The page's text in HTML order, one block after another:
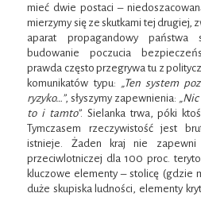
mieć dwie postaci –
mierzymy się ze skutkami tej drugiej,
aparat propagandowy państwa
budowanie poczucia
prawda często przegrywa tu z
komunikatów typu: „Ten system
ryzyko…”, słyszymy zapewnienia:
to i tamto”. Sielanka trwa, póki
Tymczasem rzeczywistość jest
istnieje. Żaden kraj nie zapewni
przeciwlotniczej dla 100 proc.
kluczowe elementy – stolicę (gdzie
duże skupiska ludności, elementy